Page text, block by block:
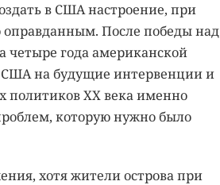
в США настроение, при
оправданным. После победы над
четыре года американской
США на будущие интервенции и
политиков XX века именно
которую нужно было
хотя жители острова при